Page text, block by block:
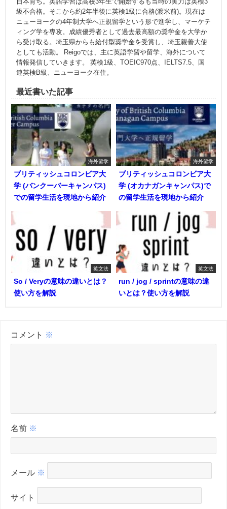
級不合格。そこから約2年半後に英検1級に合格(渡米前)。現在は
ニューヨークの4年制大学へ正規留学という形で進学し、マーケテ
ィング学を専攻。成績優秀者として過去最高額の奨学金を大学か
ら受け取る。埼玉県からも給付型奨学金を受賞し、埼玉親善大使
としても活動。 Reigoでは、主に英語学習や留学、海外について
情報発信していきます。 英検1級、TOEIC970点、IELTS7.5、国
連英検B級、ニューヨーク在住。
最近書いた記事
海外留学
ブリティッシュコロンビア大
学 (バンクーバーキャンパス)
での留学生活を現地から紹介
海外留学
ブリティッシュコロンビア大
学 (オカナガンキャンパス)で
の留学生活を現地から紹介
英文法
So / Veryの意味の違いとは？
使い方を解説
英文法
run / jog / sprintの意味の違
いとは？使い方を解説
コメント ※
名前 ※
メール ※
サイト